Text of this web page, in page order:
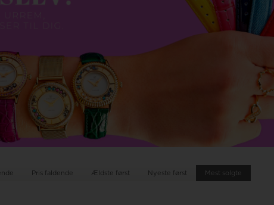
Pris faldende Ældste først Nyeste først Mest solgte